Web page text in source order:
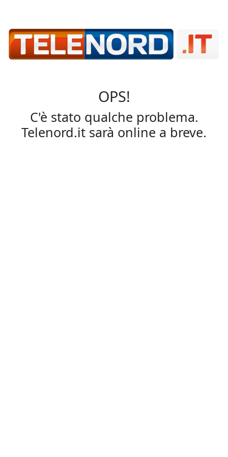
OPS!
C'è stato qualche problema.
Telenord.it sarà online a breve.